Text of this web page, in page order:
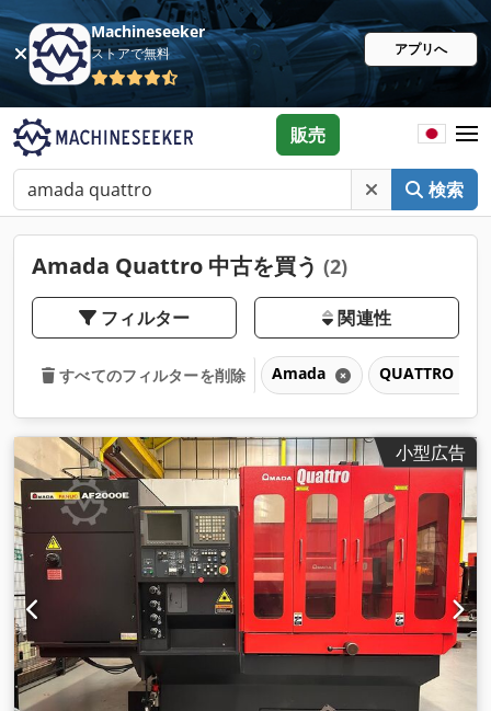
Machineseeker
ストアで無料 アプリへ
検索
販売
Amada Quattro 中古を買う (2)
フィルター 関連性
すべてのフィルターを削除 Amada QUATTRO
小型広告